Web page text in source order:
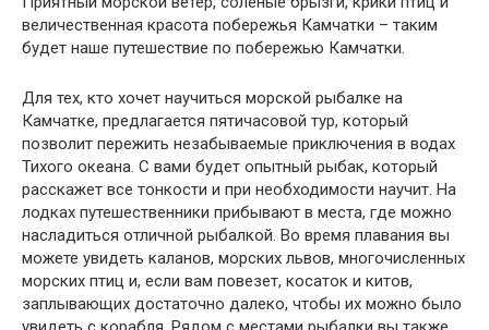
величественная красота побережья Камчатки – таким
будет наше путешествие по побережью Камчатки.
Для тех, кто хочет научиться морской рыбалке на
Камчатке, предлагается пятичасовой тур, который
позволит пережить незабываемые приключения в водах
Тихого океана. С вами будет опытный рыбак, который
расскажет все тонкости и при необходимости научит. На
лодках путешественники прибывают в места, где можно
насладиться отличной рыбалкой. Во время плавания вы
можете увидеть каланов, морских львов, многочисленных
морских птиц и, если вам повезет, косаток и китов,
заплывающих достаточно далеко, чтобы их можно было